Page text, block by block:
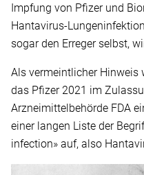
Impfung von Pfizer und
Hantavirus-
sogar den Erreger selbst,
Als vermeintlicher Hinweis
das Pfizer 2021 im
Arzneimittelbehörde FDA
einer langen Liste der
infection» auf, also